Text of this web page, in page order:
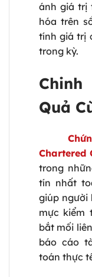
ánh giá trị
hóa trên
tính giá trị
trong kỳ.
Chinh
Quả
Chartered
trong
tín nhất
giúp người
mực kiểm
bắt mối
báo cáo
toán thực